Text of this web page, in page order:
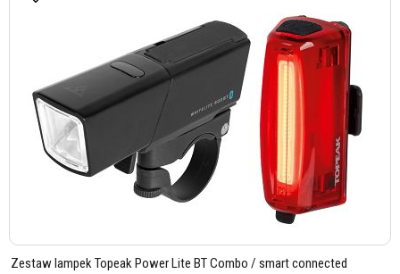
Zestaw lampek Topeak Power Lite BT Combo / smart connected